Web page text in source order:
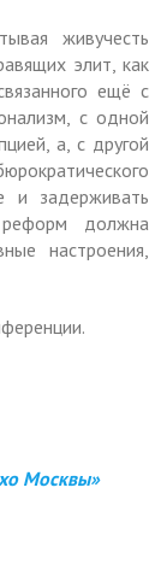
живучесть
элит, как
ещё с
с одной
а, с другой
и задерживать
должна
настроения,
Москвы»